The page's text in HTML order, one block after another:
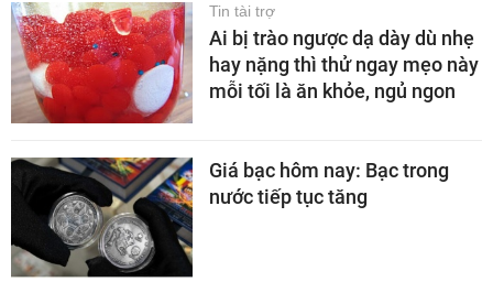
Tin tài trợ
Ai bị trào ngược dạ dày dù nhẹ
hay nặng thì thử ngay mẹo này
mỗi tối là ăn khỏe, ngủ ngon
Giá bạc hôm nay: Bạc trong
nước tiếp tục tăng